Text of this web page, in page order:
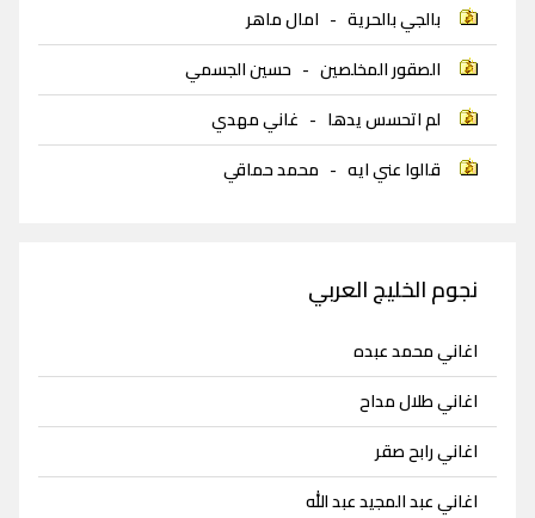
بالجي بالحرية - امال ماهر
الصقور المخلصين - حسين الجسمي
لم اتحسس يدها - غاني مهدي
قالوا عني ايه - محمد حماقي
نجوم الخليج العربي
اغاني محمد عبده
اغاني طلال مداح
اغاني رابح صقر
اغاني عبد المجيد عبد الله